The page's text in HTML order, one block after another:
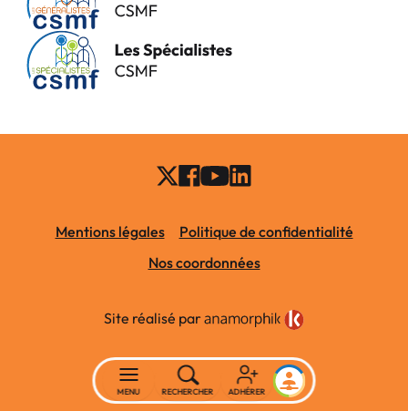
Mentions légales
Politique de confidentialité
Nos coordonnées
Site réalisé par
MENU RECHERCHER ADHÉRER